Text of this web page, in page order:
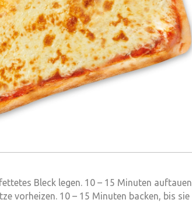
Bleck legen. 10 – 15 Minuten auftauen
vorheizen. 10 – 15 Minuten backen, bis sie